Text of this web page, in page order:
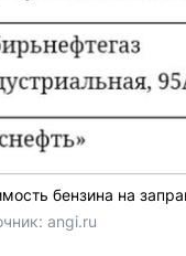
бензина на
angi.ru